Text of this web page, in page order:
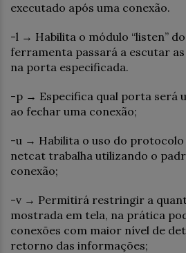
executado após uma conexão.
-l → Habilita o módulo “listen”
ferramenta passará a escutar
na porta especificada.
-p → Especifica qual porta será
ao fechar uma conexão;
-u → Habilita o uso do protocolo
netcat trabalha utilizando o
conexão;
-v → Permitirá restringir a
mostrada em tela, na prática
conexões com maior nível de
retorno das informações;